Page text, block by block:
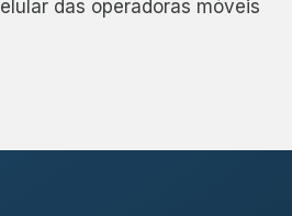
das operadoras móveis